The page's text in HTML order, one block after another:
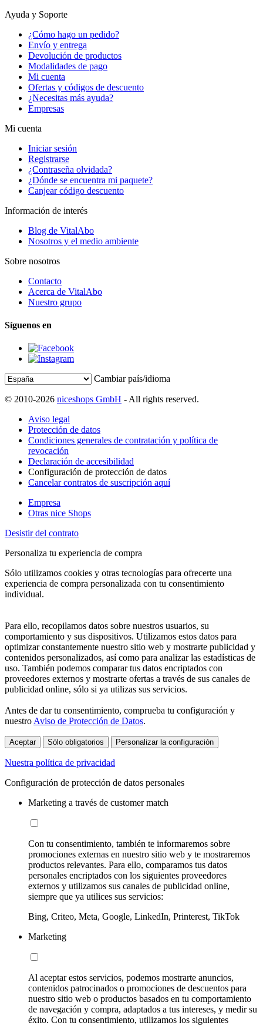
Ayuda y Soporte
¿Cómo hago un pedido?
Envío y entrega
Devolución de productos
Modalidades de pago
Mi cuenta
Ofertas y códigos de descuento
¿Necesitas más ayuda?
Empresas
Mi cuenta
Iniciar sesión
Registrarse
¿Contraseña olvidada?
¿Dónde se encuentra mi paquete?
Canjear código descuento
Información de interés
Blog de VitalAbo
Nosotros y el medio ambiente
Sobre nosotros
Contacto
Acerca de VitalAbo
Nuestro grupo
Síguenos en
Cambiar país/idioma
© 2010-2026 niceshops GmbH - All rights reserved.
Aviso legal
Protección de datos
Condiciones generales de contratación y política de
revocación
Declaración de accesibilidad
Configuración de protección de datos
Cancelar contratos de suscripción aquí
Empresa
Otras nice Shops
Desistir del contrato
Personaliza tu experiencia de compra
Sólo utilizamos cookies y otras tecnologías para ofrecerte una
experiencia de compra personalizada con tu consentimiento
individual.
Para ello, recopilamos datos sobre nuestros usuarios, su
comportamiento y sus dispositivos. Utilizamos estos datos para
optimizar constantemente nuestro sitio web y mostrarte publicidad y
contenidos personalizados, así como para analizar las estadísticas de
uso. También podemos comparar tus datos encriptados con
proveedores externos y mostrarte ofertas a través de sus canales de
publicidad online, sólo si ya utilizas sus servicios.
Antes de dar tu consentimiento, comprueba tu configuración y
nuestro Aviso de Protección de Datos.
Aceptar Sólo obligatorios Personalizar la configuración
Nuestra política de privacidad
Configuración de protección de datos personales
Marketing a través de customer match
Con tu consentimiento, también te informaremos sobre
promociones externas en nuestro sitio web y te mostraremos
productos relevantes. Para ello, comparamos tus datos
personales encriptados con los siguientes proveedores
externos y utilizamos sus canales de publicidad online,
siempre que ya utilices sus servicios:
Bing, Criteo, Meta, Google, LinkedIn, Printerest, TikTok
Marketing
Al aceptar estos servicios, podemos mostrarte anuncios,
contenidos patrocinados o promociones de descuentos para
nuestro sitio web o productos basados en tu comportamiento
de navegación y compra, adaptados a tus intereses, y medir su
éxito. Con tu consentimiento, utilizamos los siguientes